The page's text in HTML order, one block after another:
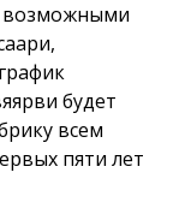
возможными
будет
всем
пяти лет